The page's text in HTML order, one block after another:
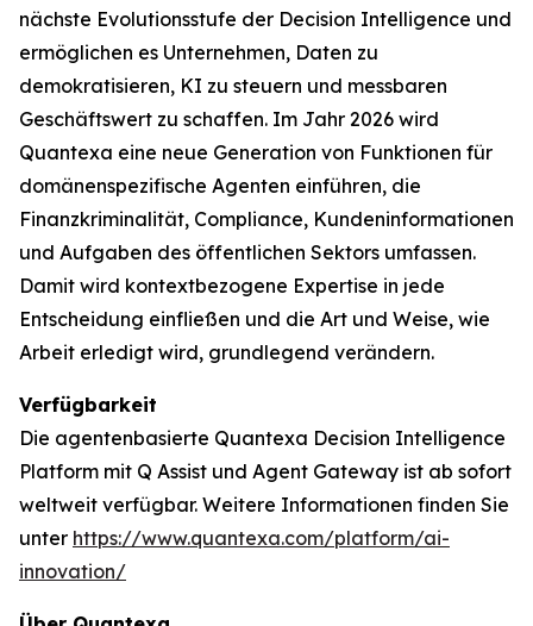
nächste Evolutionsstufe der Decision Intelligence und
ermöglichen es Unternehmen, Daten zu
demokratisieren, KI zu steuern und messbaren
Geschäftswert zu schaffen. Im Jahr 2026 wird
Quantexa eine neue Generation von Funktionen für
domänenspezifische Agenten einführen, die
Finanzkriminalität, Compliance, Kundeninformationen
und Aufgaben des öffentlichen Sektors umfassen.
Damit wird kontextbezogene Expertise in jede
Entscheidung einfließen und die Art und Weise, wie
Arbeit erledigt wird, grundlegend verändern.
Verfügbarkeit
Die agentenbasierte Quantexa Decision Intelligence
Platform mit Q Assist und Agent Gateway ist ab sofort
weltweit verfügbar. Weitere Informationen finden Sie
unter https://www.quantexa.com/platform/ai-
innovation/